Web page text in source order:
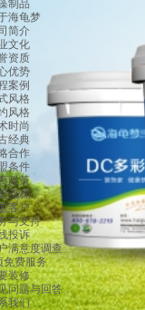
制品
海龟梦
简介
文化
资质
优势
案例
风格
风格
时尚
经典
合作
条件
政策
流程
客户
与支持
投诉
满意度调查
免费服务
装修
问题与回答
我们